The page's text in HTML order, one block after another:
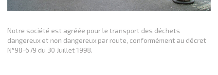
Notre société est agréée pour le transport des déchets
dangereux et non dangereux par route, conformément au décret
N°98-679 du 30 Juillet 1998.